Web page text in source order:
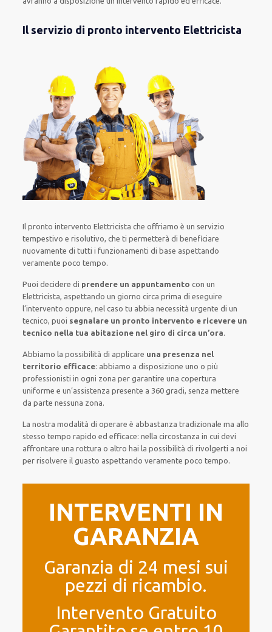
Il servizio di pronto intervento Elettricista
Il pronto intervento Elettricistache offriamo èun servizio
tempestivo e risolutivo, che tipermetterà di beneficiare
nuovamente di tutti i funzionamenti di base aspettando
veramente poco tempo.
Puoi decidere di prendere un appuntamento con un
Elettricista, aspettandoun giorno circa prima dieseguire
l’intervento oppure, nel caso tu abbia necessità urgente di un
tecnico, puoi segnalare un pronto intervento e ricevere un
tecnico nella tua abitazione nel giro di circa un’ora.
Abbiamo la possibilità di applicare una presenza nel
territorio efficace: abbiamo a disposizione uno o più
professionisti in ogni zona pergarantire una copertura
uniforme e un’assistenza presente a 360 gradi, senzamettere
da partenessuna zona.
La nostra modalità di operare è abbastanza tradizionale ma allo
stesso tempo rapido ed efficace: nella circostanza in cuidevi
affrontareuna rottura o altro hai la possibilità di rivolgerti a noi
perrisolvere ilguasto aspettando veramente poco tempo.
INTERVENTI IN
GARANZIA
Garanzia di 24 mesi sui
pezzi di ricambio.
Intervento Gratuito